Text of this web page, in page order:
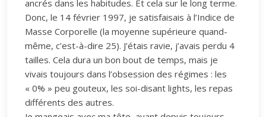
ancrés dans les habitudes. Et cela sur le long terme.
Donc, le 14 février 1997, je satisfaisais à l’Indice de
Masse Corporelle (la moyenne supérieure quand-
même, c’est-à-dire 25). J’étais ravie, j’avais perdu 4
tailles. Cela dura un bon bout de temps, mais je
vivais toujours dans l’obsession des régimes : les
« 0% » peu gouteux, les soi-disant lights, les repas
différents des autres.